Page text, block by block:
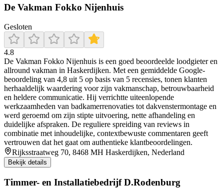
De Vakman Fokko Nijenhuis
Gesloten
4.8
De Vakman Fokko Nijenhuis is een goed beoordeelde loodgieter en
allround vakman in Haskerdijken. Met een gemiddelde Google-
beoordeling van 4,8 uit 5 op basis van 5 recensies, tonen klanten
herhaaldelijk waardering voor zijn vakmanschap, betrouwbaarheid
en heldere communicatie. Hij verrichtte uiteenlopende
werkzaamheden van badkamerrenovaties tot dakvenstermontage en
werd geroemd om zijn stipte uitvoering, nette afhandeling en
duidelijke afspraken. De reguliere spreiding van reviews in
combinatie met inhoudelijke, contextbewuste commentaren geeft
vertrouwen dat het gaat om authentieke klantbeoordelingen.
Rijksstraatweg 70, 8468 MH Haskerdijken, Nederland
Bekijk details
Timmer- en Installatiebedrijf D.Rodenburg